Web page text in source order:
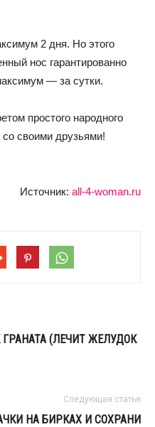
2 дня. Но этого
нос гарантированно
— за сутки.
простого народного
со своими друзьями!
Источник: all-4-woman.ru
(ЛЕЧИТ ЖЕЛУДОК
Следующая статья
НА БИРКАХ И СОХРАНИ